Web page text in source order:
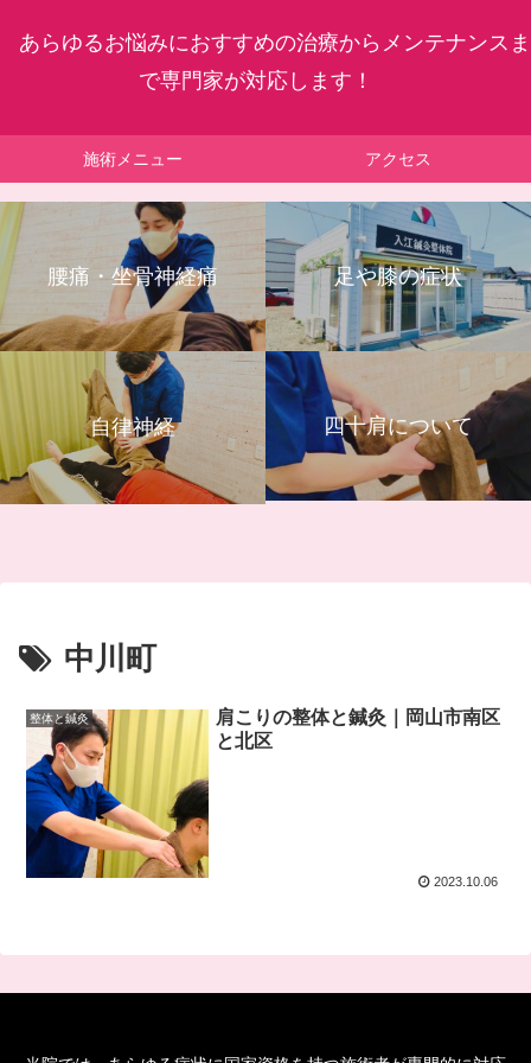
あらゆるお悩みにおすすめの治療からメンテナンスま
で専門家が対応します！
施術メニュー アクセス
腰痛・坐骨神経痛 足や膝の症状
自律神経 四十肩について
中川町
整体と鍼灸
肩こりの整体と鍼灸｜岡山市南区
と北区
2023.10.06